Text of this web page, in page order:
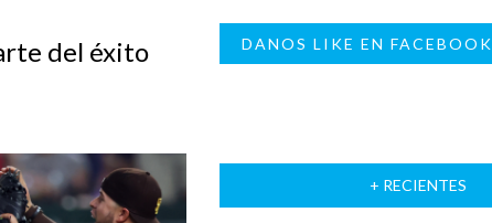
del éxito
DANOS LIKE EN FACEBOOK
+ RECIENTES